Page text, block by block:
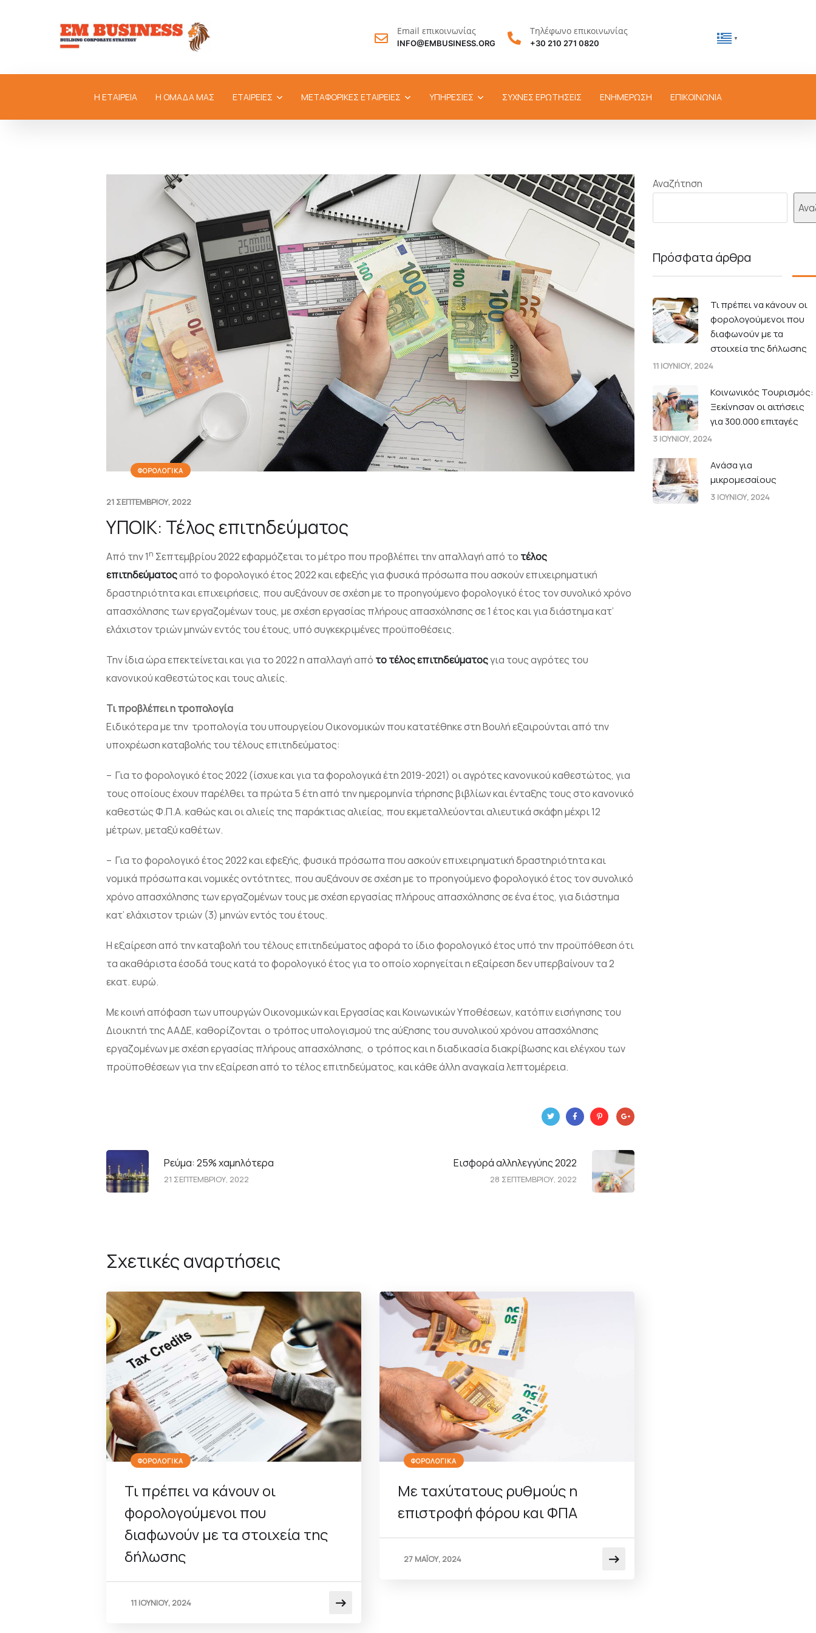
Email επικοινωνίας
INFO@EMBUSINESS.ORG
Τηλέφωνο επικοινωνίας
+30 210 271 0820
▼
Η ΕΤΑΙΡΕΙΑ Η ΟΜΑΔΑ ΜΑΣ ΕΤΑΙΡΕΙΕΣ ΜΕΤΑΦΟΡΙΚΕΣ ΕΤΑΙΡΕΙΕΣ ΥΠΗΡΕΣΙΕΣ ΣΥΧΝΕΣ ΕΡΩΤΗΣΕΙΣ ΕΝΗΜΕΡΩΣΗ ΕΠΙΚΟΙΝΩΝΙΑ
ΦΟΡΟΛΟΓΙΚΑ
21 ΣΕΠΤΕΜΒΡΙΟΥ, 2022
ΥΠΟΙΚ: Τέλος επιτηδεύματος
Από την 1η Σεπτεμβρίου 2022 εφαρμόζεται το μέτρο που προβλέπει την απαλλαγή από το τέλος
επιτηδεύματοςαπό το φορολογικό έτος 2022 και εφεξής για φυσικά πρόσωπα που ασκούν επιχειρηματική
δραστηριότητα και επιχειρήσεις, που αυξάνουν σε σχέση με το προηγούμενο φορολογικό έτος τον συνολικό χρόνο
απασχόλησης των εργαζομένων τους, με σχέση εργασίας πλήρους απασχόλησης σε 1 έτος και για διάστημα κατ’
ελάχιστον τριών μηνών εντός του έτους, υπό συγκεκριμένες προϋποθέσεις.
Την ίδια ώρα επεκτείνεται και για το 2022 η απαλλαγή από το τέλος επιτηδεύματοςγια τους αγρότες του
κανονικού καθεστώτος και τους αλιείς.
Τι προβλέπει η τροπολογία
Ειδικότερα με την τροπολογία του υπουργείου Οικονομικών που κατατέθηκε στη Βουλή εξαιρούνται από την
υποχρέωση καταβολής του τέλους επιτηδεύματος:
– Για το φορολογικό έτος 2022 (ίσχυε και για τα φορολογικά έτη 2019-2021) οι αγρότες κανονικού καθεστώτος, για
τους οποίους έχουν παρέλθει τα πρώτα 5 έτη από την ημερομηνία τήρησης βιβλίων και ένταξης τους στο κανονικό
καθεστώς Φ.Π.Α. καθώς και οι αλιείς της παράκτιας αλιείας, που εκμεταλλεύονται αλιευτικά σκάφη μέχρι 12
μέτρων, μεταξύ καθέτων.
– Για το φορολογικό έτος 2022 και εφεξής, φυσικά πρόσωπα που ασκούν επιχειρηματική δραστηριότητα και
νομικά πρόσωπα και νομικές οντότητες, που αυξάνουν σε σχέση με το προηγούμενο φορολογικό έτος τον συνολικό
χρόνο απασχόλησης των εργαζομένων τους με σχέση εργασίας πλήρους απασχόλησης σε ένα έτος, για διάστημα
κατ’ ελάχιστον τριών (3) μηνών εντός του έτους.
Η εξαίρεση από την καταβολή του τέλους επιτηδεύματος αφορά το ίδιο φορολογικό έτος υπό την προϋπόθεση ότι
τα ακαθάριστα έσοδά τους κατά το φορολογικό έτος για το οποίο χορηγείται η εξαίρεση δεν υπερβαίνουν τα 2
εκατ. ευρώ.
Με κοινή απόφαση των υπουργών Οικονομικών και Εργασίας και Κοινωνικών Υποθέσεων, κατόπιν εισήγησης του
Διοικητή της ΑΑΔΕ, καθορίζονται ο τρόπος υπολογισμού της αύξησης του συνολικού χρόνου απασχόλησης
εργαζομένων με σχέση εργασίας πλήρους απασχόλησης, ο τρόπος και η διαδικασία διακρίβωσης και ελέγχου των
προϋποθέσεων για την εξαίρεση από το τέλος επιτηδεύματος, και κάθε άλλη αναγκαία λεπτομέρεια.
Ρεύμα: 25% χαμηλότερα
21 ΣΕΠΤΕΜΒΡΙΟΥ, 2022
Εισφορά αλληλεγγύης 2022
28 ΣΕΠΤΕΜΒΡΙΟΥ, 2022
Σχετικές αναρτήσεις
ΦΟΡΟΛΟΓΙΚΑ
Τι πρέπει να κάνουν οι
φορολογούμενοι που
διαφωνούν με τα στοιχεία της
δήλωσης
11 ΙΟΥΝΙΟΥ, 2024
ΦΟΡΟΛΟΓΙΚΑ
Με ταχύτατους ρυθμούς η
επιστροφή φόρου και ΦΠΑ
27 ΜΑΪΟΥ, 2024
Αναζήτηση
Πρόσφατα άρθρα
Τι πρέπει να κάνουν οι
φορολογούμενοι που
διαφωνούν με τα
στοιχεία της δήλωσης
11 ΙΟΥΝΙΟΥ, 2024
Κοινωνικός Τουρισμός:
Ξεκίνησαν οι αιτήσεις
για 300.000 επιταγές
3 ΙΟΥΝΙΟΥ, 2024
Ανάσα για
μικρομεσαίους
3 ΙΟΥΝΙΟΥ, 2024